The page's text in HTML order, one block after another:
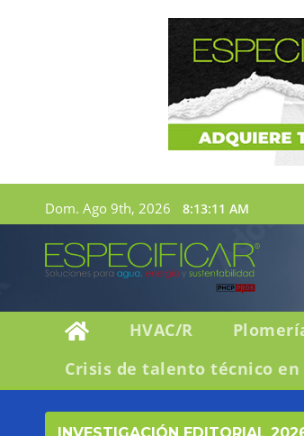
Dom. Ago 9th, 2026 8:13:13 AM
HVAC/R
Crisis de talento técnico en
INVESTIGACIÓN EDITORIAL